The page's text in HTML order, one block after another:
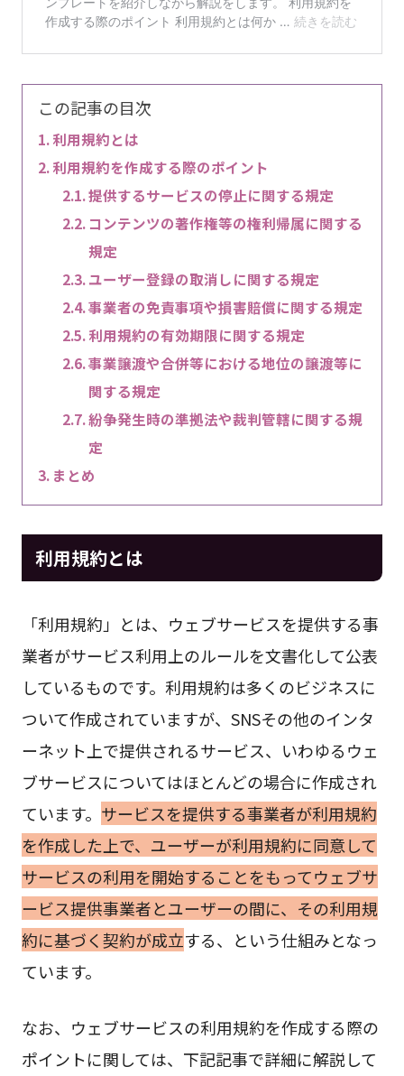
この記事の目次
利用規約とは
利用規約を作成する際のポイント
提供するサービスの停止に関する規定
コンテンツの著作権等の権利帰属に関する
規定
ユーザー登録の取消しに関する規定
事業者の免責事項や損害賠償に関する規定
利用規約の有効期限に関する規定
事業譲渡や合併等における地位の譲渡等に
関する規定
紛争発生時の準拠法や裁判管轄に関する規
定
まとめ
利用規約とは
「利用規約」とは、ウェブサービスを提供する事
業者がサービス利用上のルールを文書化して公表
しているものです。利用規約は多くのビジネスに
ついて作成されていますが、SNSその他のインタ
ーネット上で提供されるサービス、いわゆるウェ
ブサービスについてはほとんどの場合に作成され
ています。 サービスを提供する事業者が利用規約
を作成した上で、ユーザーが利用規約に同意して
サービスの利用を開始することをもってウェブサ
ービス提供事業者とユーザーの間に、その利用規
約に基づく契約が成立する、という仕組みとなっ
ています。
なお、ウェブサービスの利用規約を作成する際の
ポイントに関しては、下記記事で詳細に解説して